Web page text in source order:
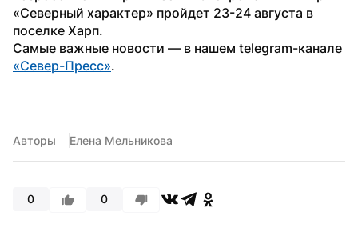
«Северный характер» пройдет 23-24 августа в
поселке Харп.
«Север-Пресс».
Авторы Елена Мельникова
0 0